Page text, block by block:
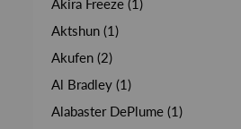
Akira Freeze (1)
Aktshun (1)
Akufen (2)
Al Bradley (1)
Alabaster DePlume (1)